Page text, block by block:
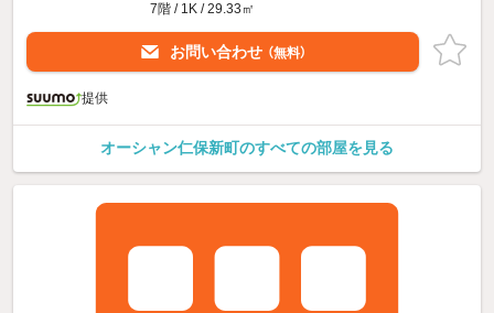
7階 / 1K / 29.33㎡
お問い合わせ （無料）
提供
オーシャン仁保新町のすべての部屋を見る